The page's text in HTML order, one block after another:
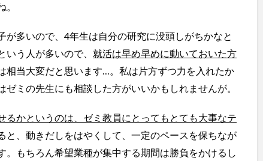
多いので、4年生は自分の研究に没頭しがちかなと
う人が多いので、 就活は早め早めに動いておいた方
相当大変だと思います…。私は片方ずつ力を入れたか
ミの先生にも相談した方がいいかもしれませんが。
るかというのは、ゼミ教員にとってもとても大事なテ
と、動きだしをはやくして、一定のペースを保ちなが
もちろん希望業種が集中する期間は勝負をかけるし